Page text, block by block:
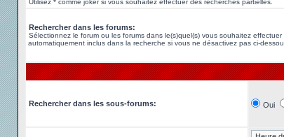
Utilisez * comme joker si vous souhaitez effectuer des recherches partielles.
Rechercher dans les forums:
Sélectionnez le forum ou les forums dans le(s)quel(s) vous souhaitez
automatiquement inclus dans la recherche si vous ne désactivez pas ci-
Rechercher dans les sous-forums: Oui